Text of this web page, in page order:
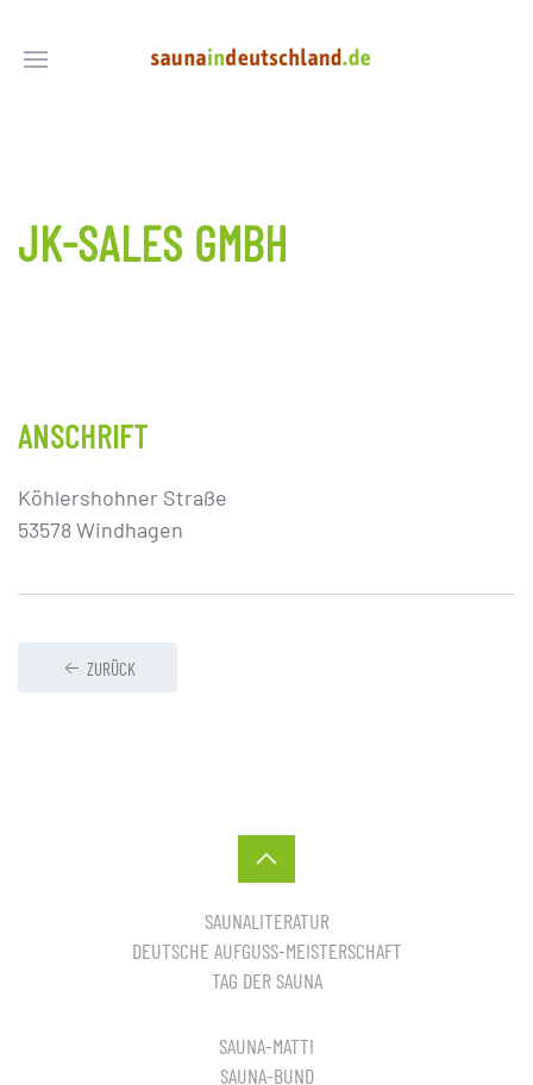
JK-SALES GMBH
ANSCHRIFT
Köhlershohner Straße
53578 Windhagen
ZURÜCK
SAUNALITERATUR
DEUTSCHE AUFGUSS-MEISTERSCHAFT
TAG DER SAUNA
SAUNA-MATTI
SAUNA-BUND